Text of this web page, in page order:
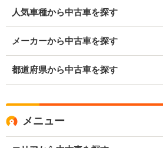
人気車種から中古車を探す
メーカーから中古車を探す
都道府県から中古車を探す
メニュー